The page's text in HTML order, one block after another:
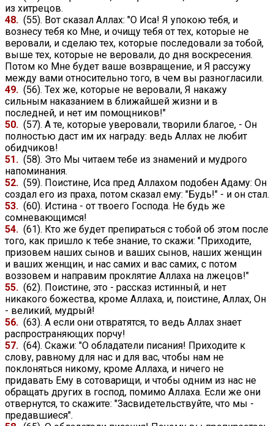
из хитрецов.
48. (55). Вот сказал Аллах: "О Иса! Я упокою тебя, и
вознесу тебя ко Мне, и очищу тебя от тех, которые не
веровали, и сделаю тех, которые последовали за тобой,
выше тех, которые не веровали, до дня воскресения.
Потом ко Мне будет ваше возвращение, и Я рассужу
между вами относительно того, в чем вы разногласили.
49. (56). Тех же, которые не веровали, Я накажу
сильным наказанием в ближайшей жизни и в
последней, и нет им помощников!"
50. (57). А те, которые уверовали, творили благое, - Он
полностью даст им их награду: ведь Аллах не любит
обидчиков!
51. (58). Это Мы читаем тебе из знамений и мудрого
напоминания.
52. (59). Поистине, Иса пред Аллахом подобен Адаму: Он
создал его из праха, потом сказал ему: "Будь!" - и он стал.
53. (60). Истина - от твоего Господа. Не будь же
сомневающимся!
54. (61). Кто же будет препираться с тобой об этом после
того, как пришло к тебе знание, то скажи: "Приходите,
призовем наших сынов и ваших сынов, наших женщин
и ваших женщин, и нас самих и вас самих, с потом
воззовем и направим проклятие Аллаха на лжецов!"
55. (62). Поистине, это - рассказ истинный, и нет
никакого божества, кроме Аллаха, и, поистине, Аллах, Он
- великий, мудрый!
56. (63). А если они отвратятся, то ведь Аллах знает
распространяющих порчу!
57. (64). Скажи: "О обладатели писания! Приходите к
слову, равному для нас и для вас, чтобы нам не
поклоняться никому, кроме Аллаха, и ничего не
придавать Ему в сотоварищи, и чтобы одним из нас не
обращать других в господ, помимо Аллаха. Если же они
отвернутся, то скажите: "Засвидетельствуйте, что мы -
предавшиеся".